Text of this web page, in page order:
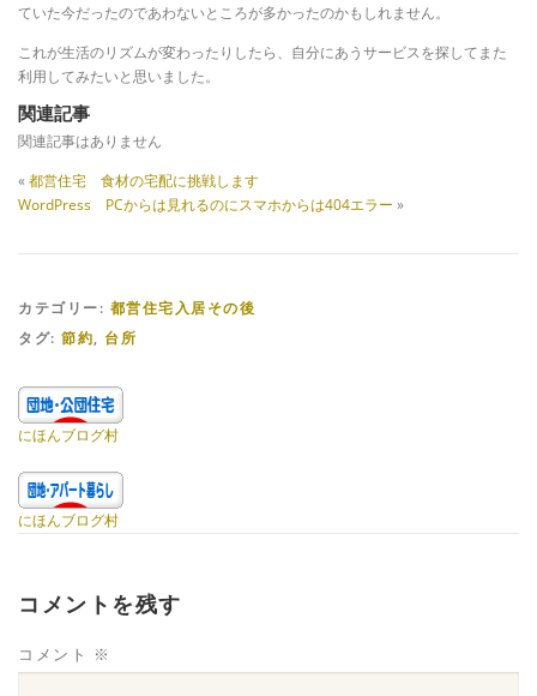
ていた今だったのであわないところが多かったのかもしれません。
これが生活のリズムが変わったりしたら、自分にあうサービスを探してまた
利用してみたいと思いました。
関連記事
関連記事はありません
«都営住宅 食材の宅配に挑戦します
WordPress PCからは見れるのにスマホからは404エラー »
カテゴリー: 都営住宅入居その後
タグ: 節約, 台所
にほんブログ村
にほんブログ村
コメントを残す
コメント ※